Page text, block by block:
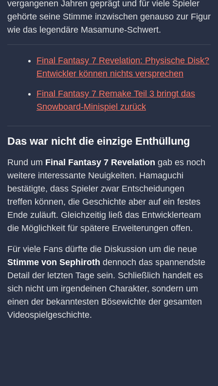
vergangenen Jahren geprägt und für viele Spieler
gehörte seine Stimme inzwischen genauso zur Figur
wie das legendäre Masamune-Schwert.
Final Fantasy 7 Revelation: Physische Disk?
Entwickler können nichts versprechen
Final Fantasy 7 Remake Teil 3 bringt das
Snowboard-Minispiel zurück
Das war nicht die einzige Enthüllung
Rund um Final Fantasy 7 Revelation gab es noch
weitere interessante Neuigkeiten. Hamaguchi
bestätigte, dass Spieler zwar Entscheidungen
treffen können, die Geschichte aber auf ein festes
Ende zuläuft. Gleichzeitig ließ das Entwicklerteam
die Möglichkeit für spätere Erweiterungen offen.
Für viele Fans dürfte die Diskussion um die neue
Stimme von Sephiroth dennoch das spannendste
Detail der letzten Tage sein. Schließlich handelt es
sich nicht um irgendeinen Charakter, sondern um
einen der bekanntesten Bösewichte der gesamten
Videospielgeschichte.